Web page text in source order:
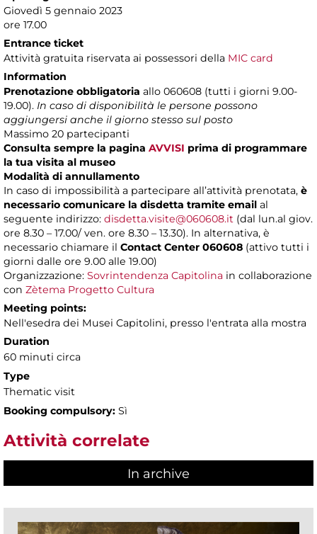
Giovedì 5 gennaio 2023
ore 17.00
Entrance ticket
Attività gratuita riservata ai possessori della MIC card
Information
Prenotazione obbligatoria allo 060608 (tutti i giorni 9.00-
19.00). In caso di disponibilità le persone possono
aggiungersi anche il giorno stesso sul posto
Massimo 20 partecipanti
Consulta sempre la pagina AVVISI prima di programmare
la tua visita al museo
Modalità di annullamento
In caso di impossibilità a partecipare all’attività prenotata, è
necessario comunicare la disdetta tramite email al
seguente indirizzo: disdetta.visite@060608.it (dal lun.al giov.
ore 8.30 – 17.00/ ven. ore 8.30 – 13.30). In alternativa, è
necessario chiamare il Contact Center 060608 (attivo tutti i
giorni dalle ore 9.00 alle 19.00)
Organizzazione: Sovrintendenza Capitolina in collaborazione
con Zètema Progetto Cultura
Meeting points:
Nell'esedra dei Musei Capitolini, presso l'entrata alla mostra
Duration
60 minuti circa
Type
Thematic visit
Booking compulsory: Sì
Attività correlate
In archive